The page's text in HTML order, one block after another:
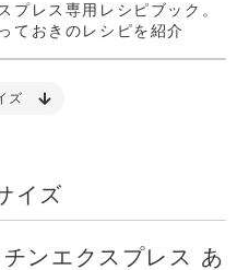
プレス専用レシピブック。
ておきのレシピを紹介
ズ
イズ
ンエクスプレス あ